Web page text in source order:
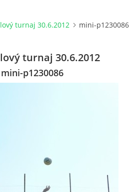
turnaj 30.6.2012 mini-p1230086
turnaj 30.6.2012
mini-p1230086